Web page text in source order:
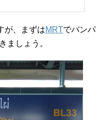
が、まずはMRTでバンパ
ましょう。